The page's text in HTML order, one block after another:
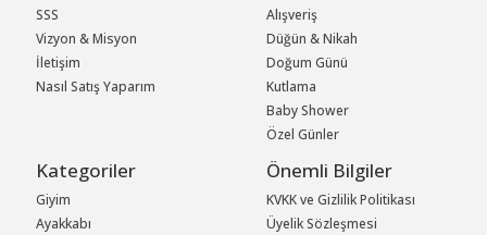
SSS
Vizyon & Misyon
İletişim
Nasıl Satış Yaparım
Alışveriş
Düğün & Nikah
Doğum Günü
Kutlama
Baby Shower
Özel Günler
Kategoriler
Giyim
Ayakkabı
Önemli Bilgiler
KVKK ve Gizlilik Politikası
Üyelik Sözleşmesi